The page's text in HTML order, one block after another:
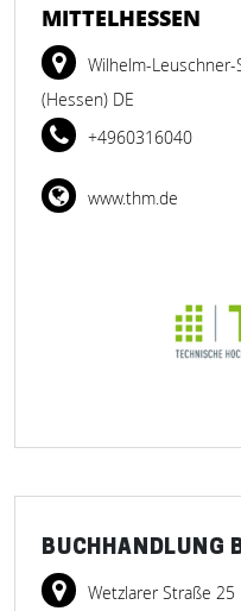
MITTELHESSEN
Wilhelm-Leuschner-
(Hessen) DE
+4960316040
www.thm.de
BUCHHANDLUNG
Wetzlarer Straße 25